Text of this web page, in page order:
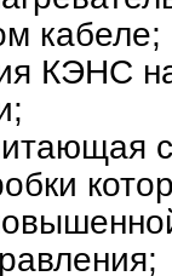
кабеле;
КЭНС